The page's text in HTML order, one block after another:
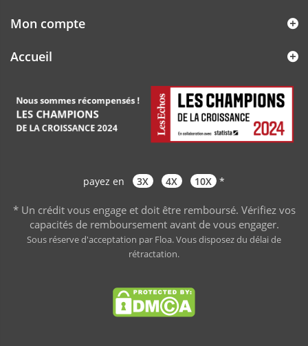
Mon compte
Accueil
payez en 3X 4X 10X *
* Un crédit vous engage et doit être remboursé. Vérifiez vos
capacités de remboursement avant de vous engager.
Sous réserve d'acceptation par Floa. Vous disposez du délai de
rétractation.